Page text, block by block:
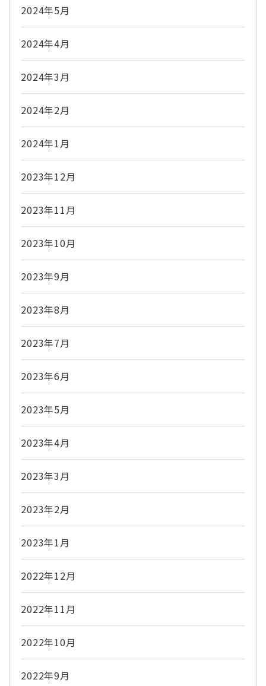
2024年5月
2024年4月
2024年3月
2024年2月
2024年1月
2023年12月
2023年11月
2023年10月
2023年9月
2023年8月
2023年7月
2023年6月
2023年5月
2023年4月
2023年3月
2023年2月
2023年1月
2022年12月
2022年11月
2022年10月
2022年9月